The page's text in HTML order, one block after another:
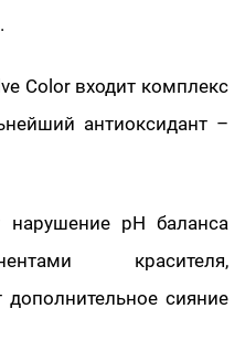
Color входит комплекс
антиоксидант –
нарушение рН баланса
красителя,
сияние